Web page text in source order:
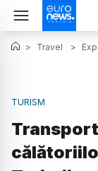
> Travel >
TURISM